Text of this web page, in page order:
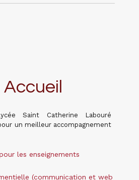
Saint Catherine Labouré
un meilleur accompagnement
les enseignements
(communication et web